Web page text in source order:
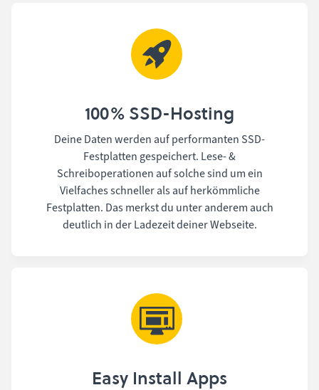
100% SSD-Hosting
Deine Daten werden auf performanten SSD-
Festplatten gespeichert. Lese- &
Schreiboperationen auf solche sind um ein
Vielfaches schneller als auf herkömmliche
Festplatten. Das merkst du unter anderem auch
deutlich in der Ladezeit deiner Webseite.
Easy Install Apps